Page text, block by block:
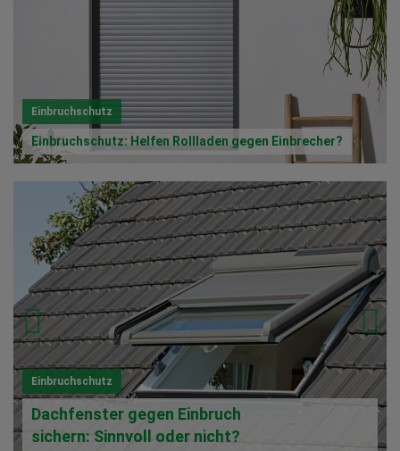
Einbruchschutz
Einbruchschutz: Helfen Rollladen gegen Einbrecher?
Einbruchschutz
Dachfenster gegen Einbruch
sichern: Sinnvoll oder nicht?